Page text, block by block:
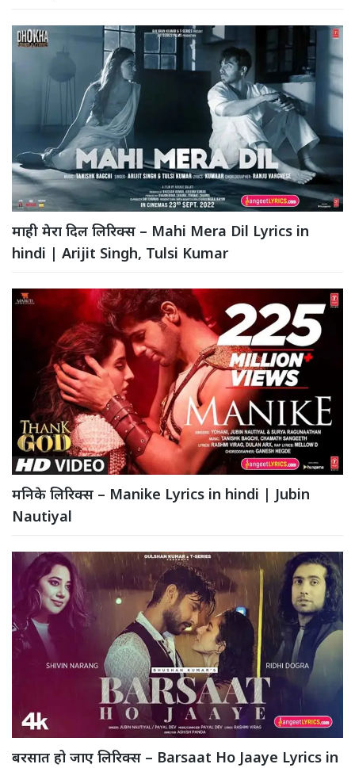
माही मेरा दिल लिरिक्स – Mahi Mera Dil Lyrics in
hindi | Arijit Singh, Tulsi Kumar
मनिके लिरिक्स – Manike Lyrics in hindi | Jubin
Nautiyal
बरसात हो जाए लिरिक्स – Barsaat Ho Jaaye Lyrics in